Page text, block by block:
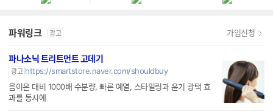
파나소닉 트리트먼트 고데기
음이온 대비 1000배 수분량, 빠른 예열, 스타일링과 윤기 광택 효
과를 동시에